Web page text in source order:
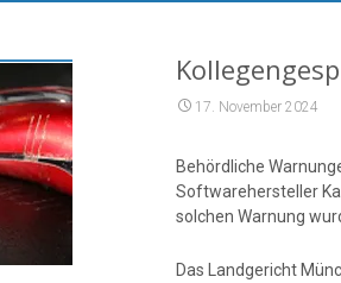
17. November 2024
Behördliche
Softwarehersteller
solchen Warnung
Das Landgericht